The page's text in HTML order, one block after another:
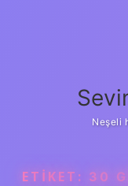
Neşeli
ETIKET: 30